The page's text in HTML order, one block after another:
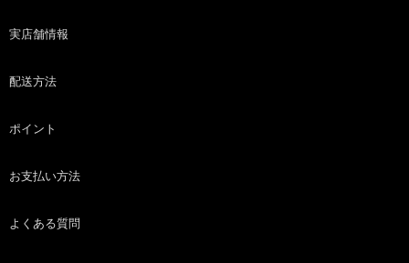
実店舗情報
配送方法
ポイント
お支払い方法
よくある質問